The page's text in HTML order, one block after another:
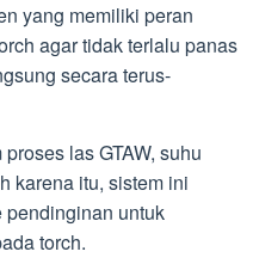
yang memiliki peran
agar tidak terlalu panas
secara terus-
las GTAW, suhu
karena itu, sistem ini
untuk
torch.